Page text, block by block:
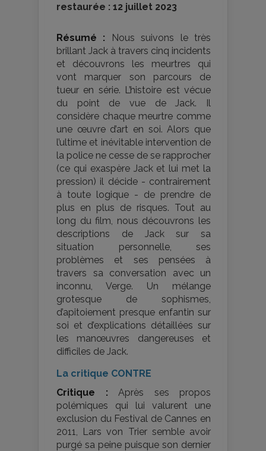
restaurée : 12 juillet 2023
Résumé : Nous suivons le très
brillant Jack à travers cinq incidents
et découvrons les meurtres qui
vont marquer son parcours de
tueur en série. L’histoire est vécue
du point de vue de Jack. Il
considère chaque meurtre comme
une œuvre d’art en soi. Alors que
l’ultime et inévitable intervention de
la police ne cesse de se rapprocher
(ce qui exaspère Jack et lui met la
pression) il décide - contrairement
à toute logique - de prendre de
plus en plus de risques. Tout au
long du film, nous découvrons les
descriptions de Jack sur sa
situation personnelle, ses
problèmes et ses pensées à
travers sa conversation avec un
inconnu, Verge. Un mélange
grotesque de sophismes,
d’apitoiement presque enfantin sur
soi et d’explications détaillées sur
les manœuvres dangereuses et
difficiles de Jack.
La critique CONTRE
Critique : Après ses propos
polémiques qui lui valurent une
exclusion du Festival de Cannes en
2011, Lars von Trier semble avoir
purgé sa peine puisque son dernier